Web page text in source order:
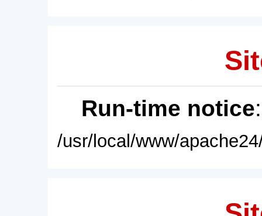
Run-time notice
/usr/local/www/